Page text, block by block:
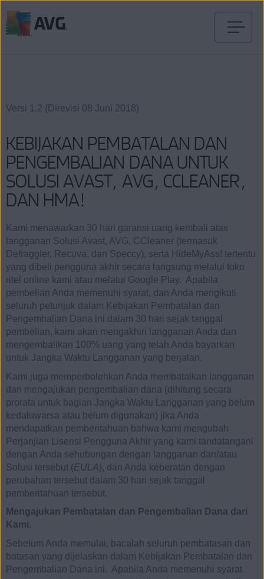
Versi 1.2 (Direvisi 08 Juni 2018)
KEBIJAKAN PEMBATALAN DAN
PENGEMBALIAN DANA UNTUK
SOLUSI AVAST, AVG, CCLEANER,
DAN HMA!
Kami menawarkan 30 hari garansi uang kembali atas
langganan Solusi Avast, AVG, CCleaner (termasuk
Defraggler, Recuva, dan Speccy), serta HideMyAss! tertentu
yang dibeli pengguna akhir secara langsung melalui toko
ritel online kami atau melalui Google Play. Apabila
pembelian Anda memenuhi syarat, dan Anda mengikuti
seluruh petunjuk dalam Kebijakan Pembatalan dan
Pengembalian Dana ini dalam 30 hari sejak tanggal
pembelian, kami akan mengakhiri langganan Anda dan
mengembalikan 100% uang yang telah Anda bayarkan
untuk Jangka Waktu Langganan yang berjalan.
Kami juga memperbolehkan Anda membatalkan langganan
dan mengajukan pengembalian dana (dihitung secara
prorata untuk bagian Jangka Waktu Langganan yang belum
kedaluwarsa atau belum digunakan) jika Anda
mendapatkan pemberitahuan bahwa kami mengubah
Perjanjian Lisensi Pengguna Akhir yang kami tandatangani
dengan Anda sehubungan dengan langganan dan/atau
Solusi tersebut (EULA), dan Anda keberatan dengan
perubahan tersebut dalam 30 hari sejak tanggal
pemberitahuan tersebut.
Mengajukan Pembatalan dan Pengembalian Dana dari
Kami.
Sebelum Anda memulai, bacalah seluruh pembatasan dan
batasan yang dijelaskan dalam Kebijakan Pembatalan dan
Pengembalian Dana ini. Apabila Anda memenuhi syarat